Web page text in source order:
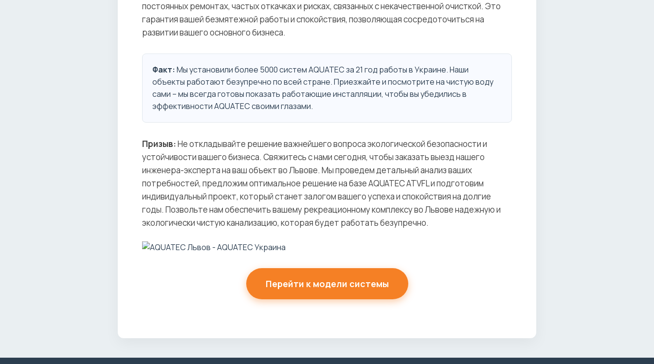
постоянных ремонтах, частых откачках и рисках, связанных с некачественной очисткой. Это
гарантия вашей безмятежной работы и спокойствия, позволяющая сосредоточиться на
развитии вашего основного бизнеса.
Факт: Мы установили более 5000 систем AQUATEC за 21 год работы в Украине. Наши
объекты работают безупречно по всей стране. Приезжайте и посмотрите на чистую воду
сами – мы всегда готовы показать работающие инсталляции, чтобы вы убедились в
эффективности AQUATEC своими глазами.
Призыв:Не откладывайте решение важнейшего вопроса экологической безопасности и
устойчивости вашего бизнеса. Свяжитесь с нами сегодня, чтобы заказать выезд нашего
инженера-эксперта на ваш объект во Львове. Мы проведем детальный анализ ваших
потребностей, предложим оптимальное решение на базе AQUATEC ATVFL и подготовим
индивидуальный проект, который станет залогом вашего успеха и спокойствия на долгие
годы. Позвольте нам обеспечить вашему рекреационному комплексу во Львове надежную и
экологически чистую канализацию, которая будет работать безупречно.
Перейти к модели системы